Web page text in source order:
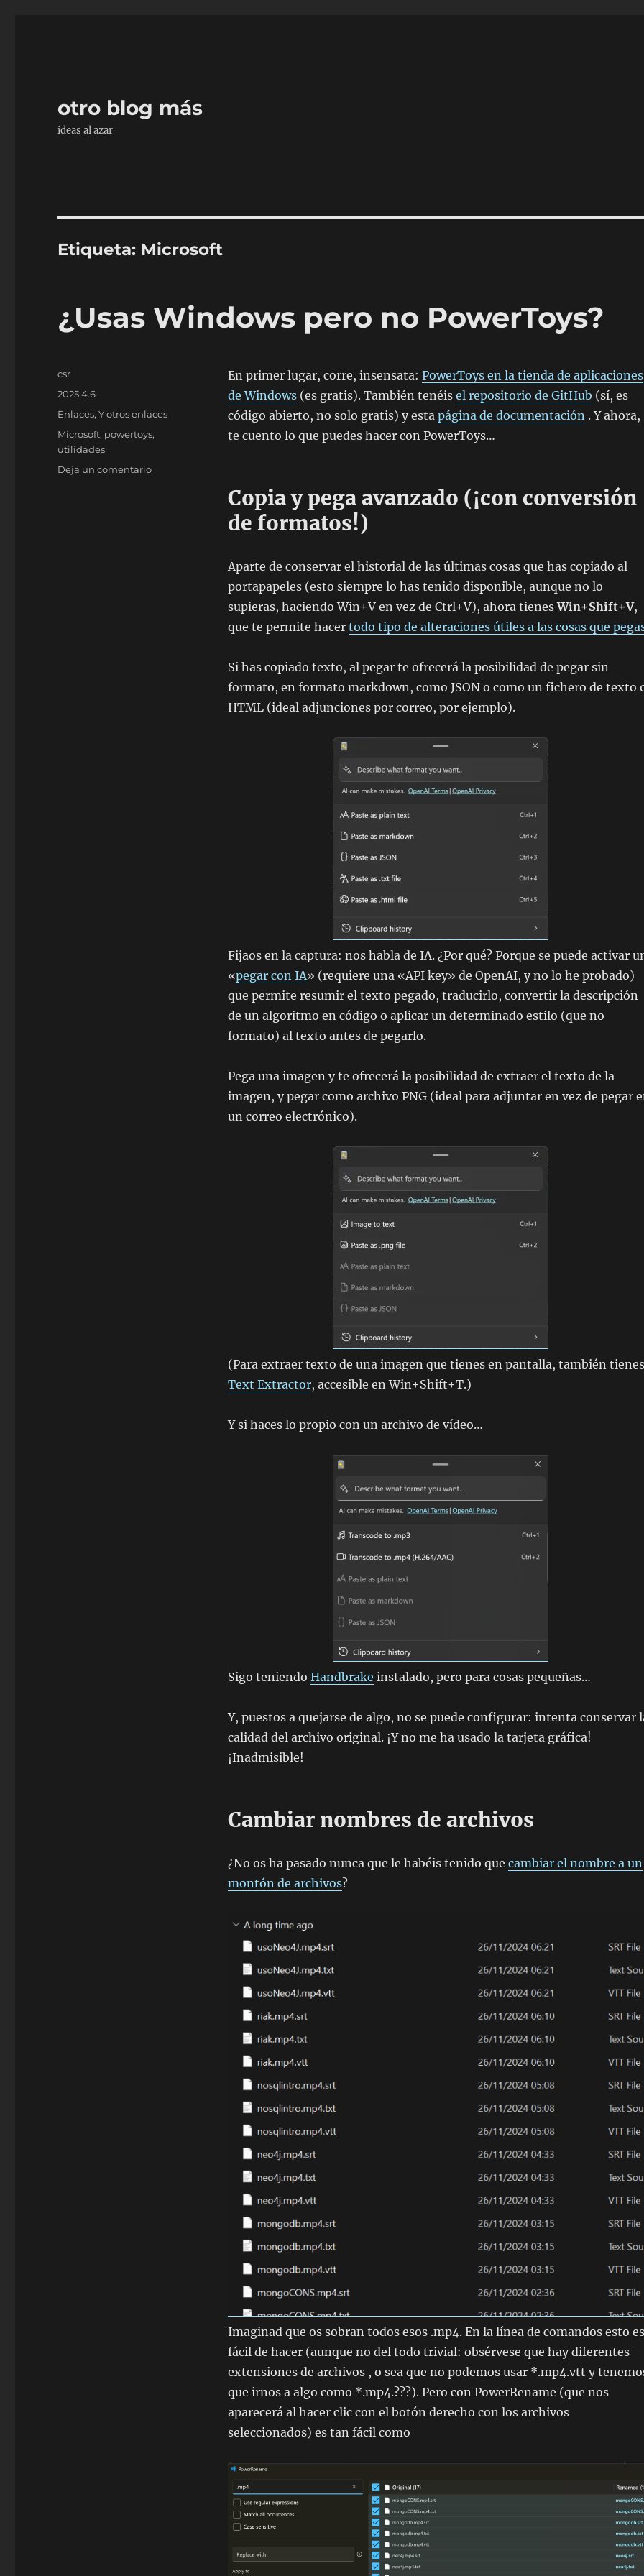
otro blog más
ideas al azar
Etiqueta: Microsoft
¿Usas Windows pero no PowerToys?
En primer lugar, corre, insensata: PowerToys en la tienda de aplicaciones
de Windows(es gratis). También tenéis el repositorio de GitHub (sí, es
código abierto, no solo gratis) y esta página de documentación. Y ahora,
te cuento lo que puedes hacer con PowerToys…
Copia y pega avanzado (¡con conversión
de formatos!)
Aparte de conservar el historial de las últimas cosas que has copiado al
portapapeles (esto siempre lo has tenido disponible, aunque no lo
supieras, haciendo Win+V en vez de Ctrl+V), ahora tienesWin+Shift+V,
que te permite hacer todo tipo de alteraciones útiles a las cosas que
Si has copiado texto, al pegar te ofrecerá la posibilidad de pegar sin
formato, en formato markdown, como JSON o como un fichero de texto
HTML (ideal adjunciones por correo, por ejemplo).
Fijaos en la captura: nos habla de IA. ¿Por qué? Porque se puede activar
«pegar con IA» (requiere una «API key» de OpenAI, y no lo he probado)
que permite resumir el texto pegado, traducirlo, convertir la descripción
de un algoritmo en código o aplicar un determinado estilo (que no
formato) al texto antes de pegarlo.
Pega una imagen y te ofrecerá la posibilidad de extraer el texto de la
imagen, y pegar como archivo PNG (ideal para adjuntar en vez de pegar
un correo electrónico).
(Para extraer texto de una imagen que tienes en pantalla, también tienes
Text Extractor, accesible en Win+Shift+T.)
Y si haces lo propio con un archivo de vídeo…
Sigo teniendo Handbrake instalado, pero para cosas pequeñas…
Y, puestos a quejarse de algo, no se puede configurar: intenta conservar
calidad del archivo original. ¡Y no me ha usado la tarjeta gráfica!
¡Inadmisible!
Cambiar nombres de archivos
¿No os ha pasado nunca que le habéis tenido que cambiar el nombre a un
montón de archivos?
Imaginad que os sobran todos esos .mp4. En la línea de comandos esto es
fácil de hacer (aunque no del todo trivial: obsérvese que hay diferentes
extensiones de archivos , o sea que no podemos usar *.mp4.vtt y
que irnos a algo como *.mp4.???). Pero con PowerRename (que nos
aparecerá al hacer clic con el botón derecho con los archivos
seleccionados) es tan fácil como
Autor
csr
Publicado
2025.4.6
Categorías
Enlaces,Y otros enlaces
Etiquetas
Microsoft, powertoys,
utilidades
Deja un comentarioen